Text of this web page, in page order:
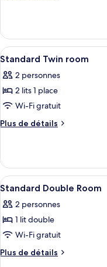
chambre :
Deluxe
Twin
Room(Double+Single)
le
type
de
Deluxe
Twin
Afficher
toutes
les
photos
pour
ce
chambre :
Standard
Twin
room
7
Standard Twin room
2 personnes
2 lits 1 place
Wi-Fi gratuit
Plus de détails
Plus
le
type
de
Standard
Twin
Afficher
toutes
les
photos
pour
ce
10
Standard Double Room
2 personnes
1 lit double
Wi-Fi gratuit
Plus de détails
Plus